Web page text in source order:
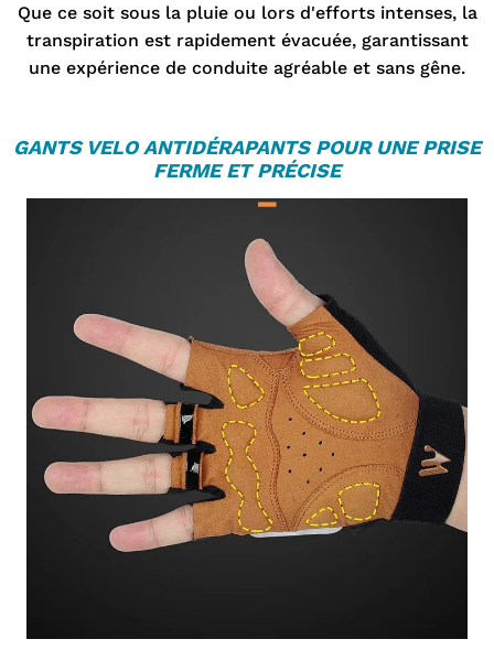
Que ce soit sous la pluie ou lors d'efforts intenses, la
transpiration est rapidement évacuée, garantissant
une expérience de conduite agréable et sans gêne.
GANTS VELOANTIDÉRAPANTS POUR UNE PRISE
FERME ET PRÉCISE